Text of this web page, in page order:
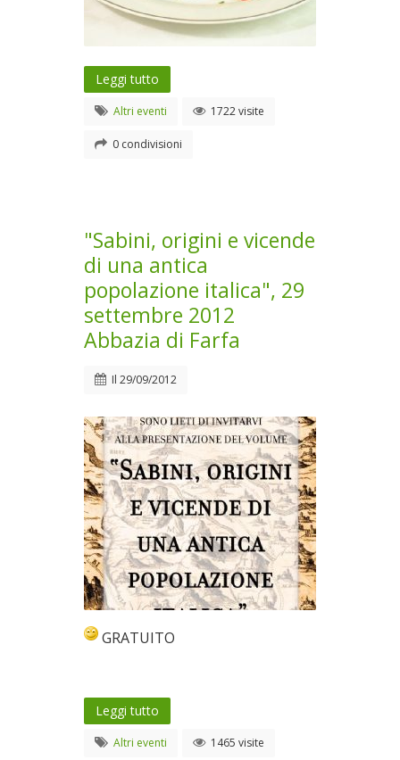
Leggi tutto
Altri eventi 1722 visite
0 condivisioni
"Sabini, origini e vicende
di una antica
popolazione italica", 29
settembre 2012
Abbazia di Farfa
Il 29/09/2012
GRATUITO
Leggi tutto
Altri eventi 1465 visite